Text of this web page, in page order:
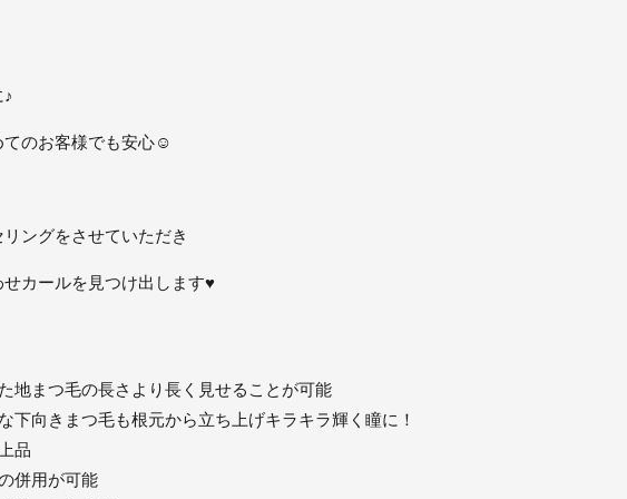
てのお客様でも安心☺
ングをさせていただき
カールを見つけ出します♥
地まつ毛の長さより長く見せることが可能
下向きまつ毛も根元から立ち上げキラキラ輝く瞳に！
品
併用が可能